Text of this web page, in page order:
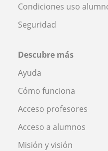
Condiciones uso
Seguridad
Descubre más
Ayuda
Cómo funciona
Acceso profesores
Acceso a alumnos
Misión y visión